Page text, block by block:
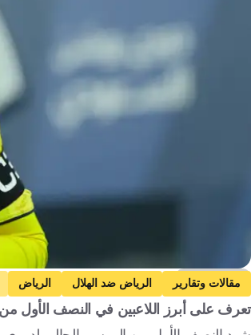
Getty Images
مقالات وتقارير الرياض ضد الهلال الرياض
الاتحاد ضد الأخدود
الاتحاد الأخدود
تعرف على أبرز اللاعبين في النصف الأول